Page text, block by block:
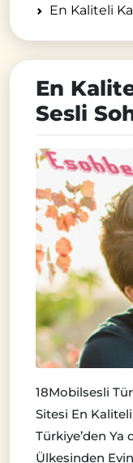
En Kaliteli
En
Sesli
18Mobilsesli
Sitesi En
Türkiye’den Ya
Ülkesinden